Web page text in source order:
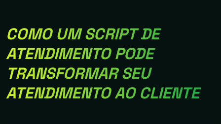
COMO UM SCRIPT DE
ATENDIMENTO PODE
TRANSFORMAR SEU
ATENDIMENTO AO CLIENTE